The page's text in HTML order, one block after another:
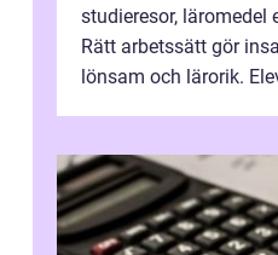
studieresor, läromedel
Rätt arbetssätt gör
lönsam och lärorik.